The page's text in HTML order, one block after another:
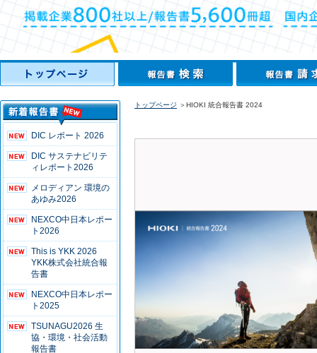
DIC レポート 2026
DIC サステナビリテ
ィレポート2026
メロディアン 環境の
あゆみ2026
NEXCO中日本レポー
ト2026
This is YKK 2026
YKK株式会社統合報
告書
NEXCO中日本レポー
ト2025
TSUNAGU2026 生
協・環境・社会活動
報告書
トップページ ＞HIOKI 統合報告書 2024